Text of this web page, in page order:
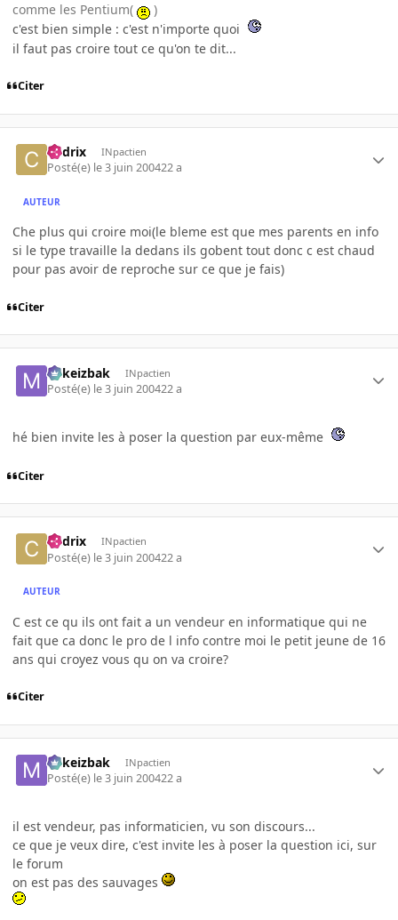
comme les Pentium(
)
c'est bien simple : c'est n'importe quoi
il faut pas croire tout ce qu'on te dit...
Citer
Cedrix INpactien
Posté(e) le 3 juin 200422 a
AUTEUR
Che plus qui croire moi(le bleme est que mes parents en info
si le type travaille la dedans ils gobent tout donc c est chaud
pour pas avoir de reproche sur ce que je fais)
Citer
Mikeizbak INpactien
Posté(e) le 3 juin 200422 a
hé bien invite les à poser la question par eux-même
Citer
Cedrix INpactien
Posté(e) le 3 juin 200422 a
AUTEUR
C est ce qu ils ont fait a un vendeur en informatique qui ne
fait que ca donc le pro de l info contre moi le petit jeune de 16
ans qui croyez vous qu on va croire?
Citer
Mikeizbak INpactien
Posté(e) le 3 juin 200422 a
il est vendeur, pas informaticien, vu son discours...
ce que je veux dire, c'est invite les à poser la question ici, sur
le forum
on est pas des sauvages